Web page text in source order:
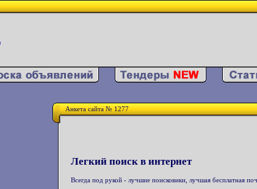
Анкета сайта № 1277
Легкий поиск в интернет
Всегда под рукой - лучшие поисковики, лучшая бесплатная